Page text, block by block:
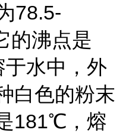
78.5-
的沸点是
水中，外
白色的粉末
181℃，熔